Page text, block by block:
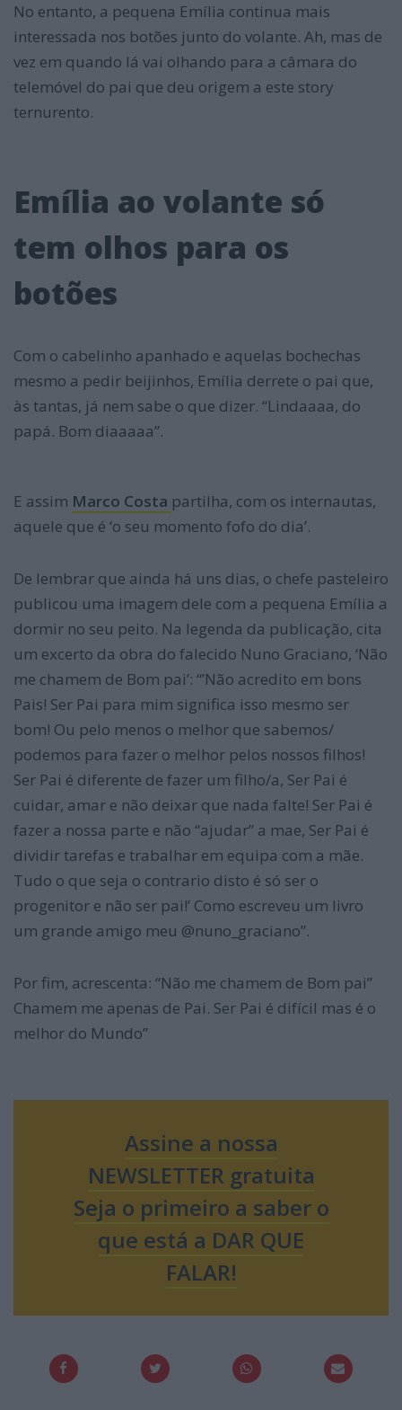
No entanto, a pequena Emília continua mais
interessada nos botões junto do volante. Ah, mas de
vez em quando lá vai olhando para a câmara do
telemóvel do pai que deu origem a este story
ternurento.
Emília ao volante só
tem olhos para os
botões
Com o cabelinho apanhado e aquelas bochechas
mesmo a pedir beijinhos, Emília derrete o pai que,
às tantas, já nem sabe o que dizer. “Lindaaaa, do
papá. Bom diaaaaa”.
E assim Marco Costa partilha, com os internautas,
aquele que é ‘o seu momento fofo do dia’.
De lembrar que ainda há uns dias, o chefe pasteleiro
publicou uma imagem dele com a pequena Emília a
dormir no seu peito. Na legenda da publicação, cita
um excerto da obra do falecido Nuno Graciano, ‘Não
me chamem de Bom pai’: “’Não acredito em bons
Pais! Ser Pai para mim significa isso mesmo ser
bom! Ou pelo menos o melhor que sabemos/
podemos para fazer o melhor pelos nossos filhos!
Ser Pai é diferente de fazer um filho/a, Ser Pai é
cuidar, amar e não deixar que nada falte! Ser Pai é
fazer a nossa parte e não “ajudar” a mae, Ser Pai é
dividir tarefas e trabalhar em equipa com a mãe.
Tudo o que seja o contrario disto é só ser o
progenitor e não ser pai!’ Como escreveu um livro
um grande amigo meu @nuno_graciano”.
Por fim, acrescenta: “Não me chamem de Bom pai”
Chamem me apenas de Pai. Ser Pai é difícil mas é o
melhor do Mundo”
Assine a nossa
NEWSLETTER gratuita
Seja o primeiro a saber o
que está a DAR QUE
FALAR!